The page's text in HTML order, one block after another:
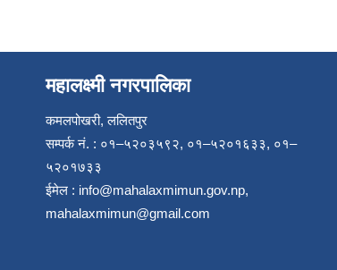
महालक्ष्मी नगरपालिका
कमलपोखरी, ललितपुर
सम्पर्क नं. : ०१–५२०३५९२, ०१–५२०१६३३, ०१–
५२०१७३३
ईमेल : info@mahalaxmimun.gov.np,
mahalaxmimun@gmail.com